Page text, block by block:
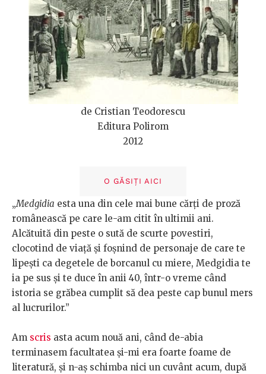
de Cristian Teodorescu
Editura Polirom
2012
O GĂSIȚI AICI
„Medgidia esta una din cele mai bune cărţi de proză
românească pe care le-am citit în ultimii ani.
Alcătuită din peste o sută de scurte povestiri,
clocotind de viaţă şi foşnind de personaje de care te
lipeşti ca degetele de borcanul cu miere, Medgidia te
ia pe sus şi te duce în anii 40, într-o vreme când
istoria se grăbea cumplit să dea peste cap bunul mers
al lucrurilor.”
Am scris asta acum nouă ani, când de-abia
terminasem facultatea și-mi era foarte foame de
literatură, și n-aș schimba nici un cuvânt acum, după